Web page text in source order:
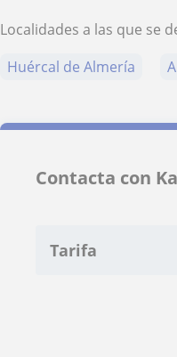
Localidades a las que se
Huércal de Almería
Contacta con
Tarifa